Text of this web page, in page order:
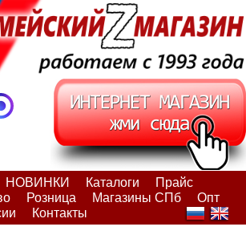
НОВИНКИ Каталоги
Прайс
Розница Магазины СПб
Опт
Контакты